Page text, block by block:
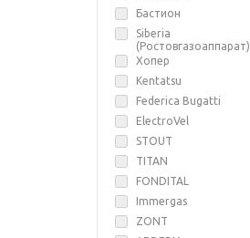
Бастион
Siberia
(Ростовгазоаппарат)
Хопер
Kentatsu
Federica Bugatti
ElectroVel
STOUT
TITAN
FONDITAL
Immergas
ZONT